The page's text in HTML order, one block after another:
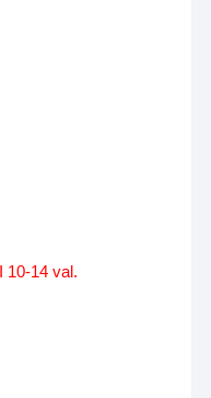
10-14 val.